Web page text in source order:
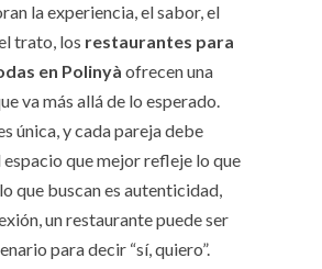
la experiencia, el sabor, el
trato, los restaurantes para
en Polinyà ofrecen una
va más allá de lo esperado.
única, y cada pareja debe
que mejor refleje lo que
que buscan es autenticidad,
un restaurante puede ser
para decir “sí, quiero”.